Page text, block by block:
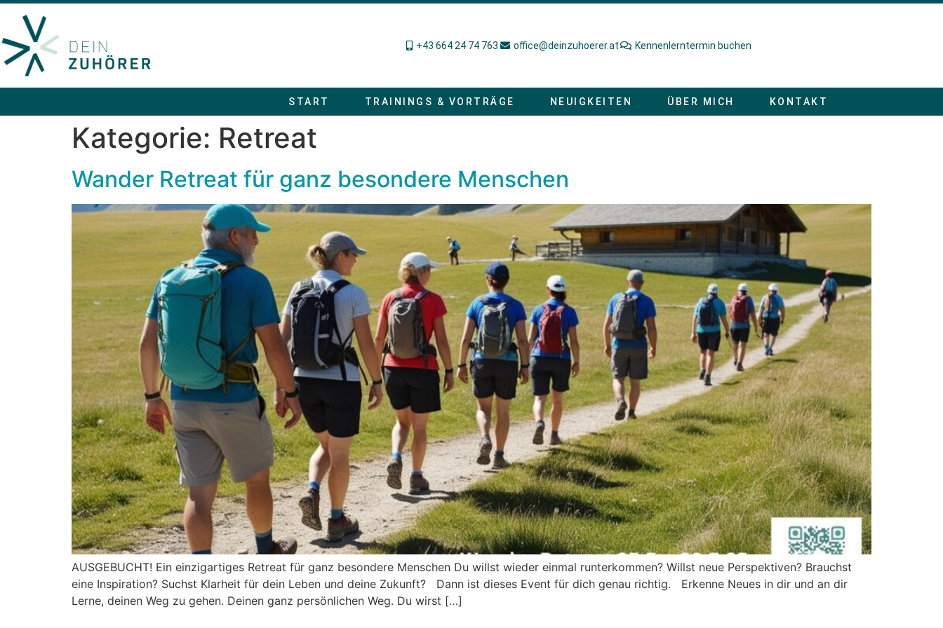
+43 664 24 74 763 office@deinzuhoerer.at Kennenlerntermin buchen
START TRAININGS & VORTRÄGE NEUIGKEITEN ÜBER MICH KONTAKT
Kategorie: Retreat
Wander Retreat für ganz besondere Menschen
AUSGEBUCHT! Ein einzigartiges Retreat für ganz besondere Menschen Du willst wieder einmal runterkommen? Willst neue Perspektiven? Brauchst
eine Inspiration? Suchst Klarheit für dein Leben und deine Zukunft? Dann ist dieses Event für dich genau richtig. Erkenne Neues in dir und an dir
Lerne, deinen Weg zu gehen. Deinen ganz persönlichen Weg. Du wirst […]